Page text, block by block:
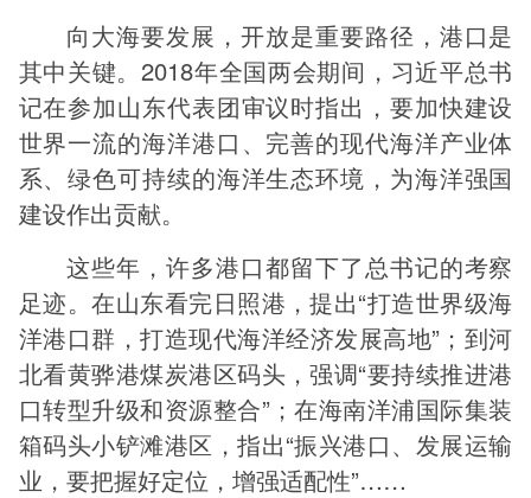
向大海要发展，开放是重要路径，港口是
其中关键。2018年全国两会期间，习近平总书
记在参加山东代表团审议时指出，要加快建设
世界一流的海洋港口、完善的现代海洋产业体
系、绿色可持续的海洋生态环境，为海洋强国
建设作出贡献。
这些年，许多港口都留下了总书记的考察
足迹。在山东看完日照港，提出“打造世界级海
洋港口群，打造现代海洋经济发展高地”；到河
北看黄骅港煤炭港区码头，强调“要持续推进港
口转型升级和资源整合”；在海南洋浦国际集装
箱码头小铲滩港区，指出“振兴港口、发展运输
业，要把握好定位，增强适配性”……